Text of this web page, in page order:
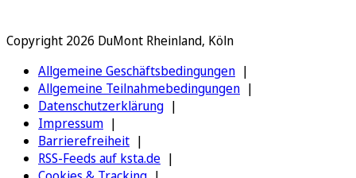
Copyright 2026 DuMont Rheinland, Köln
Allgemeine Geschäftsbedingungen
Allgemeine Teilnahmebedingungen
Datenschutzerklärung
Impressum
Barrierefreiheit
RSS-Feeds auf ksta.de